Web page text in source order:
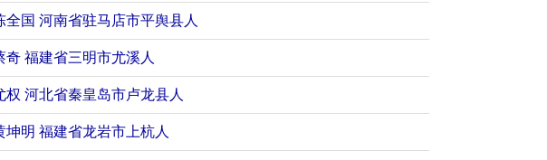
全国 河南省驻马店市平舆县人
奇 福建省三明市尤溪人
权 河北省秦皇岛市卢龙县人
坤明 福建省龙岩市上杭人